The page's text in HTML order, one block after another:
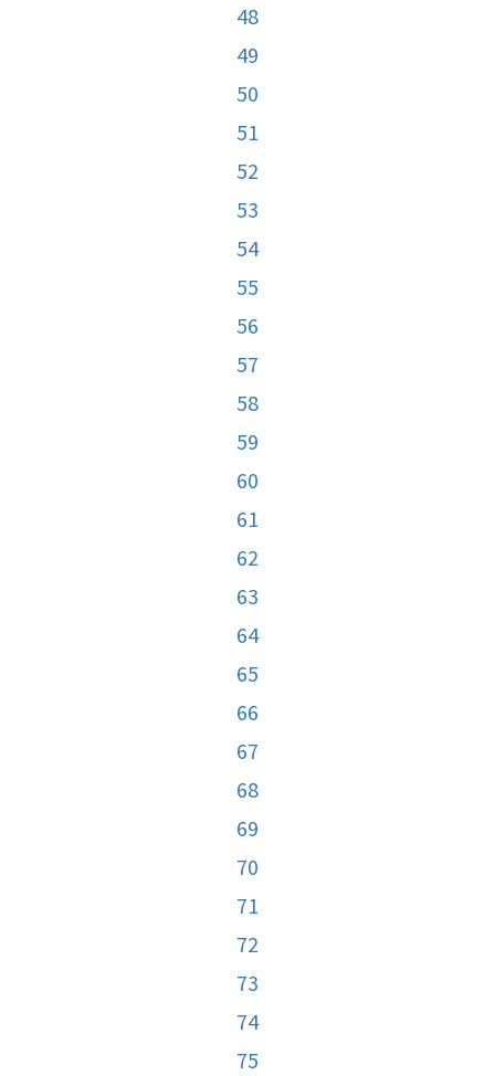
48
49
50
51
52
53
54
55
56
57
58
59
60
61
62
63
64
65
66
67
68
69
70
71
72
73
74
75